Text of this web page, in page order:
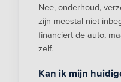
Nee, onderhoud,
zijn meestal niet
financiert de auto,
zelf.
Kan ik mijn